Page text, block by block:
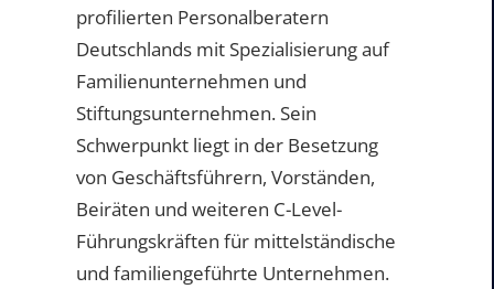
profilierten Personalberatern
Deutschlands mit Spezialisierung auf
Familienunternehmen und
Stiftungsunternehmen. Sein
Schwerpunkt liegt in der Besetzung
von Geschäftsführern, Vorständen,
Beiräten und weiteren C-Level-
Führungskräften für mittelständische
und familiengeführte Unternehmen.